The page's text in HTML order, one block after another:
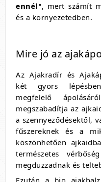
ennél", mert számít
és a környezetedben.
Mire jó az
Az Ajakradír és
két gyors
megfelelő
megszabadítja az
a szennyeződésektől,
fűszereknek és a
köszönhetően
természetes
megduzzadnak és
Ezután a bio